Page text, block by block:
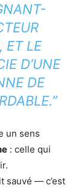
ET LE
D’UNE
DE
un sens
: celle qui
sauvé — c’est